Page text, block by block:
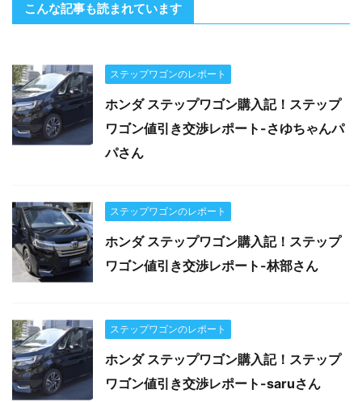
こんな記事も読まれています
ステップワゴンのレポート
ホンダ ステップワゴン購入記！ステップ
ワゴン値引き交渉レポート-さゆちゃんパ
パさん
ステップワゴンのレポート
ホンダ ステップワゴン購入記！ステップ
ワゴン値引き交渉レポート-林部さん
ステップワゴンのレポート
ホンダ ステップワゴン購入記！ステップ
ワゴン値引き交渉レポート-saruさん